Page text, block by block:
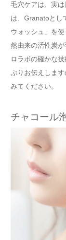
毛穴ケアは、実
は、Granatoとし
ウォッシュ」を
然由来の活性炭
ロラボの確かな
ぷりお伝えしま
みてください。
チャコール